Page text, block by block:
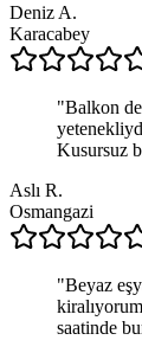
Deniz A.
Karacabey
"Balkon
Kusursuz
Aslı R.
Osmangazi
"Beyaz
saatinde